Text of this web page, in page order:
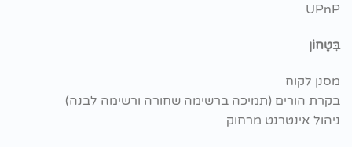
UPnP
בִּטָחוֹן
מסנן לקוח
בקרת הורים (תמיכה ברשימה שחורה ורשימה לבנה)
ניהול אינטרנט מרחוק